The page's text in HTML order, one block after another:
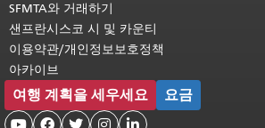
SFMTA와 거래하기
샌프란시스코 시 및 카운티
이용약관/개인정보보호정책
아카이브
여행 계획을 세우세요 요금
    